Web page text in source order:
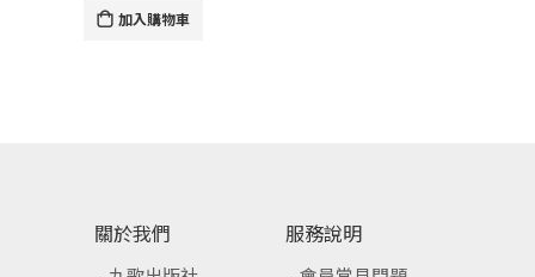
加入購物車
關於我們 服務說明